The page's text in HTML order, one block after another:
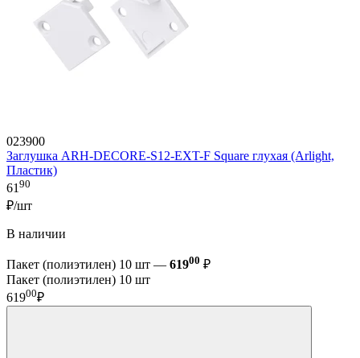
023900
Заглушка ARH-DECORE-S12-EXT-F Square глухая (Arlight,
Пластик)
6190
₽/шт
В наличии
Пакет (полиэтилен) 10 шт — 61900 ₽
Пакет (полиэтилен) 10 шт
61900₽